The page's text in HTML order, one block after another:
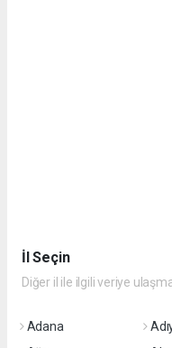
İl Seçin
Diğer il ile ilgili veriye
Adana